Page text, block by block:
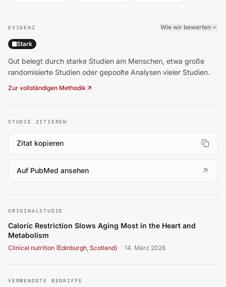
EVIDENZ Wie wir bewerten
Stark
Gut belegt durch starke Studien am Menschen, etwa große
randomisierte Studien oder gepoolte Analysen vieler Studien.
Zur vollständigen Methodik
STUDIE ZITIEREN
Zitat kopieren
Auf PubMed ansehen(
ORIGINALSTUDIE
Caloric Restriction Slows Aging Most in the Heart and
Metabolism
Clinical nutrition (Edinburgh, Scotland) · 14. März 2026
VERWENDETE BEGRIFFE